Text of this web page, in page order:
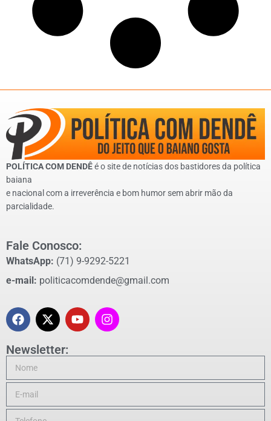
POLÍTICA COM DENDÊé o site de notícias dos bastidores da política
baiana
e nacional com a irreverência e bom humor sem abrir mão da
parcialidade.
Fale Conosco:
WhatsApp: (71) 9-9292-5221
e-mail: politicacomdende@gmail.com
Newsletter: